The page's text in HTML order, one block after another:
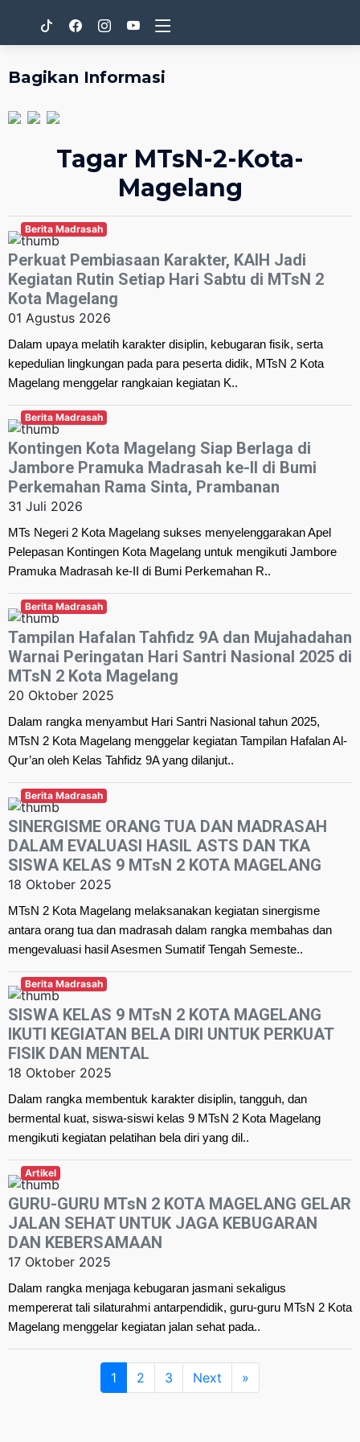
Bagikan Informasi
Tagar MTsN-2-Kota-
Magelang
Berita Madrasah
Perkuat Pembiasaan Karakter, KAIH Jadi
Kegiatan Rutin Setiap Hari Sabtu di MTsN 2
Kota Magelang
01 Agustus 2026
Dalam upaya melatih karakter disiplin, kebugaran fisik, serta
kepedulian lingkungan pada para peserta didik, MTsN 2 Kota
Magelang menggelar rangkaian kegiatan K..
Berita Madrasah
Kontingen Kota Magelang Siap Berlaga di
Jambore Pramuka Madrasah ke-II di Bumi
Perkemahan Rama Sinta, Prambanan
31 Juli 2026
MTs Negeri 2 Kota Magelang sukses menyelenggarakan Apel
Pelepasan Kontingen Kota Magelang untuk mengikuti Jambore
Pramuka Madrasah ke-II di Bumi Perkemahan R..
Berita Madrasah
Tampilan Hafalan Tahfidz 9A dan Mujahadahan
Warnai Peringatan Hari Santri Nasional 2025 di
MTsN 2 Kota Magelang
20 Oktober 2025
Dalam rangka menyambut Hari Santri Nasional tahun 2025,
MTsN 2 Kota Magelang menggelar kegiatan Tampilan Hafalan Al-
Qur’an oleh Kelas Tahfidz 9A yang dilanjut..
Berita Madrasah
SINERGISME ORANG TUA DAN MADRASAH
DALAM EVALUASI HASIL ASTS DAN TKA
SISWA KELAS 9 MTsN 2 KOTA MAGELANG
18 Oktober 2025
MTsN 2 Kota Magelang melaksanakan kegiatan sinergisme
antara orang tua dan madrasah dalam rangka membahas dan
mengevaluasi hasil Asesmen Sumatif Tengah Semeste..
Berita Madrasah
SISWA KELAS 9 MTsN 2 KOTA MAGELANG
IKUTI KEGIATAN BELA DIRI UNTUK PERKUAT
FISIK DAN MENTAL
18 Oktober 2025
Dalam rangka membentuk karakter disiplin, tangguh, dan
bermental kuat, siswa-siswi kelas 9 MTsN 2 Kota Magelang
mengikuti kegiatan pelatihan bela diri yang dil..
Artikel
GURU-GURU MTsN 2 KOTA MAGELANG GELAR
JALAN SEHAT UNTUK JAGA KEBUGARAN
DAN KEBERSAMAAN
17 Oktober 2025
Dalam rangka menjaga kebugaran jasmani sekaligus
mempererat tali silaturahmi antarpendidik, guru-guru MTsN 2 Kota
Magelang menggelar kegiatan jalan sehat pada..
1 2 3 Next »